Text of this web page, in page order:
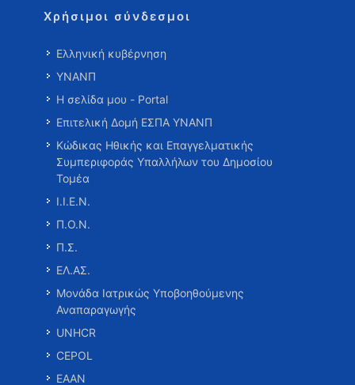
Χρήσιμοι σύνδεσμοι
Ελληνική κυβέρνηση
ΥΝΑΝΠ
Η σελίδα μου - Portal
Επιτελική Δομή ΕΣΠΑ ΥΝΑΝΠ
Κώδικας Ηθικής και Επαγγελματικής
Συμπεριφοράς Υπαλλήλων του Δημοσίου
Τομέα
Ι.Ι.Ε.Ν.
Π.Ο.Ν.
Π.Σ.
ΕΛ.ΑΣ.
Μονάδα Ιατρικώς Υποβοηθούμενης
Αναπαραγωγής
UNHCR
CEPOL
ΕΑΑΝ